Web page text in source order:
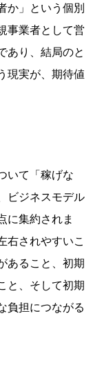
か」という個別
事業者として営
あり、結局のと
現実が、期待値
いて「稼げな
ビジネスモデル
に集約されま
右されやすいこ
あること、初期
と、そして初期
負担につながる